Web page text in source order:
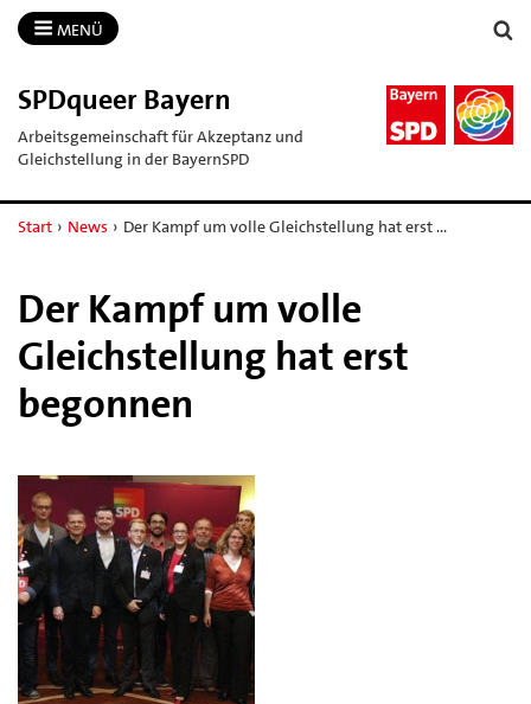
MENÜ
SPDqueer Bayern
Arbeitsgemeinschaft für Akzeptanz und
Gleichstellung in der BayernSPD
Start › News › Der Kampf um volle Gleichstellung hat erst …
Der Kampf um volle
Gleichstellung hat erst
begonnen